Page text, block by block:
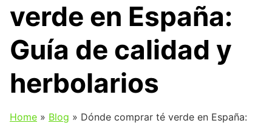
verde en España:
Guía de calidad y
herbolarios
Home » Blog » Dónde comprar té verde en España: